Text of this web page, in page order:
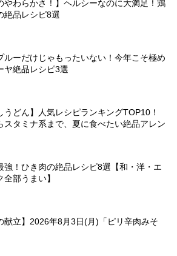
やわらかさ！】ヘルシーなのに大満足！鶏
絶品レシピ8選
ルーだけじゃもったいない！今年こそ極め
ヤ絶品レシピ3選
うどん】人気レシピランキングTOP10！
スタミナ系まで、夏に食べたい絶品アレン
強！ひき肉の絶品レシピ8選【和・洋・エ
全部うまい】
献立】2026年8月3日(月)「ピリ辛肉みそ